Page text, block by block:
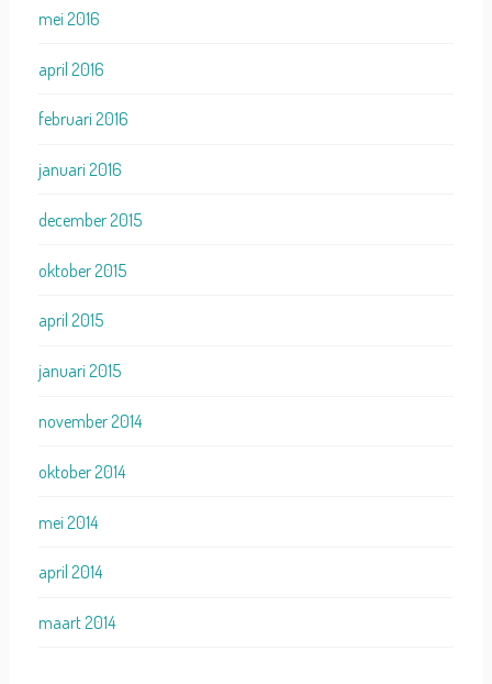
mei 2016
april 2016
februari 2016
januari 2016
december 2015
oktober 2015
april 2015
januari 2015
november 2014
oktober 2014
mei 2014
april 2014
maart 2014